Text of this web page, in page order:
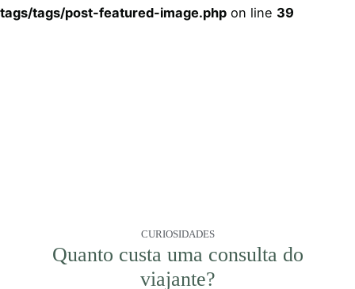
tags/tags/post-featured-image.php on line 39
CURIOSIDADES
Quanto custa uma consulta do
viajante?